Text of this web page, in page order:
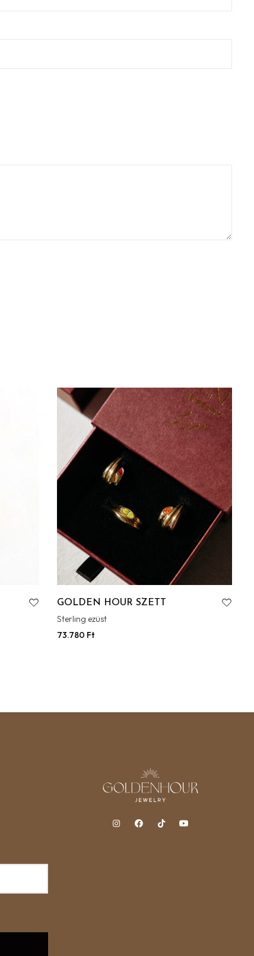
GOLDEN HOUR SZETT
Sterling ezüst
73.780 Ft